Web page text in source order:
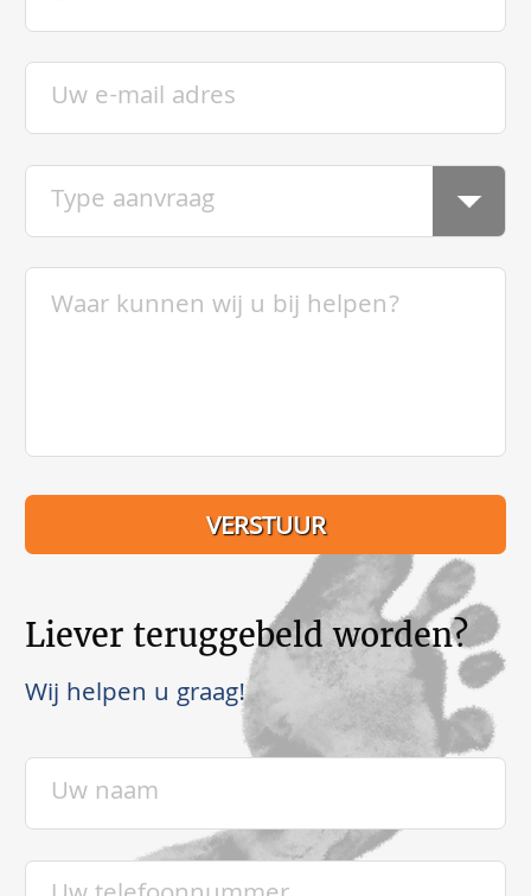
Liever teruggebeld worden?
Wij helpen u graag!